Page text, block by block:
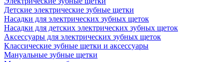
Детские электрические зубные щетки
Насадки для электрических зубных щеток
Насадки для детских электрических зубных щеток
Аксессуары для электрических зубных щеток
Классические зубные щетки и аксессуары
Мануальные зубные щетки